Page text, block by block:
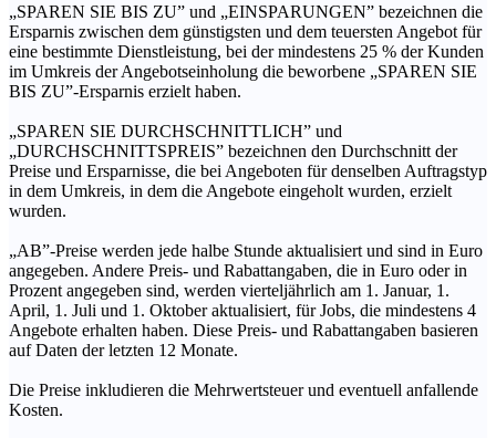
„SPAREN SIE BIS ZU” und „EINSPARUNGEN” bezeichnen die
Ersparnis zwischen dem günstigsten und dem teuersten Angebot für
eine bestimmte Dienstleistung, bei der mindestens 25 % der Kunden
im Umkreis der Angebotseinholung die beworbene „SPAREN SIE
BIS ZU”-Ersparnis erzielt haben.
„SPAREN SIE DURCHSCHNITTLICH” und
„DURCHSCHNITTSPREIS” bezeichnen den Durchschnitt der
Preise und Ersparnisse, die bei Angeboten für denselben Auftragstyp
in dem Umkreis, in dem die Angebote eingeholt wurden, erzielt
wurden.
„AB”-Preise werden jede halbe Stunde aktualisiert und sind in Euro
angegeben. Andere Preis- und Rabattangaben, die in Euro oder in
Prozent angegeben sind, werden vierteljährlich am 1. Januar, 1.
April, 1. Juli und 1. Oktober aktualisiert, für Jobs, die mindestens 4
Angebote erhalten haben. Diese Preis- und Rabattangaben basieren
auf Daten der letzten 12 Monate.
Die Preise inkludieren die Mehrwertsteuer und eventuell anfallende
Kosten.